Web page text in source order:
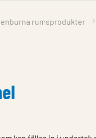
rumsprodukter